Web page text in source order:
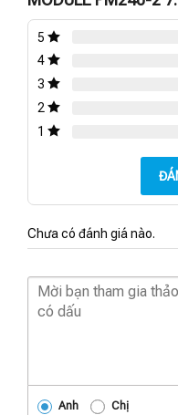
5
4
3
2
1
Chưa có đánh giá nào.
Anh Chị